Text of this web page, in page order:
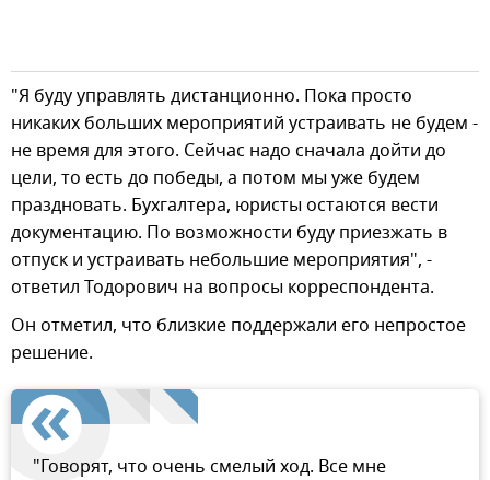
"Я буду управлять дистанционно. Пока просто
никаких больших мероприятий устраивать не будем -
не время для этого. Сейчас надо сначала дойти до
цели, то есть до победы, а потом мы уже будем
праздновать. Бухгалтера, юристы остаются вести
документацию. По возможности буду приезжать в
отпуск и устраивать небольшие мероприятия", -
ответил Тодорович на вопросы корреспондента.
Он отметил, что близкие поддержали его непростое
решение.
"Говорят, что очень смелый ход. Все мне